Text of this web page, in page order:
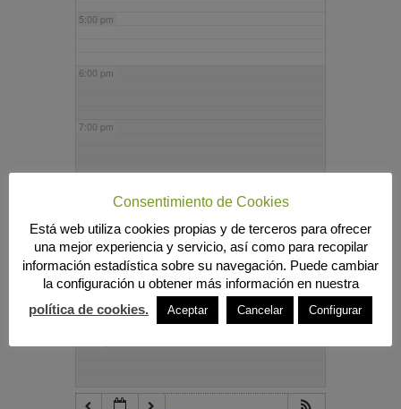
5:00 pm
6:00 pm
7:00 pm
9:00 pm
10:00 pm
Consentimiento de Cookies
Está web utiliza cookies propias y de terceros para ofrecer
una mejor experiencia y servicio, así como para recopilar
información estadística sobre su navegación. Puede cambiar
la configuración u obtener más información en nuestra
política de cookies.
Aceptar Cancelar Configurar